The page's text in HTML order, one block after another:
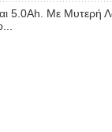
5.0Αh. Με Μυτερή